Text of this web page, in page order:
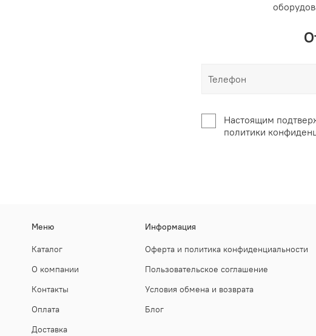
Настоящим
политики
Меню
Каталог
О компании
Контакты
Оплата
Доставка
Информация
Оферта и политика конфиденциальности
Пользовательское соглашение
Условия обмена и возврата
Блог